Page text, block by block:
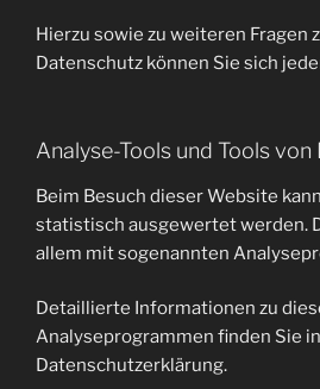
Hierzu sowie zu weiteren Fragen
Datenschutz können Sie sich
Analyse-Tools und Tools
Beim Besuch dieser Website
statistisch ausgewertet werden.
allem mit sogenannten
Detaillierte Informationen zu
Analyseprogrammen finden Sie
Datenschutzerklärung.